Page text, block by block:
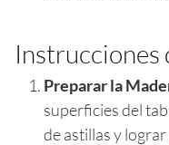
Instrucciones
Preparar la
superficies del
de astillas y